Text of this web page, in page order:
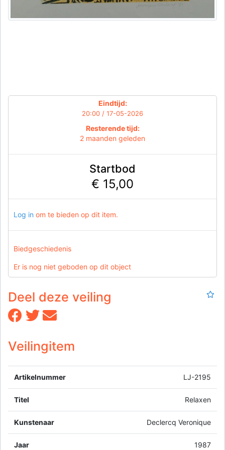
Eindtijd:
20:00 / 17-05-2026
Resterende tijd:
2 maanden geleden
Startbod
€ 15,00
Log in om te bieden op dit item.
Biedgeschiedenis
Er is nog niet geboden op dit object
Deel deze veiling
Veilingitem
Artikelnummer LJ-2195
Titel Relaxen
Kunstenaar Declercq Veronique
Jaar 1987